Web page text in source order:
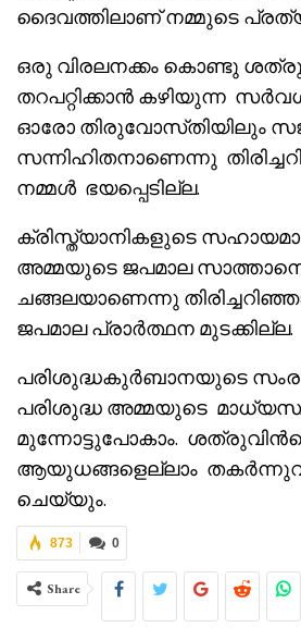
ദൈവത്തിലാണ് നമ്മുടെ
ഒരു വിരലനക്കം കൊണ്ടു
തറപറ്റിക്കാൻ കഴിയുന്ന
ഓരോ തിരുവോസ്‌തിയിലും
സന്നിഹിതനാണെന്നു
നമ്മൾ ഭയപ്പെടില്ല.
ക്രിസ്ത്യാനികളുടെ
അമ്മയുടെ ജപമാല
ചങ്ങലയാണെന്നു
ജപമാല പ്രാർത്ഥന മുടക്കില്ല.
പരിശുദ്ധകുർബാനയുടെ
പരിശുദ്ധ അമ്മയുടെ
മുന്നോട്ടുപോകാം.
ആയുധങ്ങളെല്ലാം
ചെയ്യും.
0
873
Share